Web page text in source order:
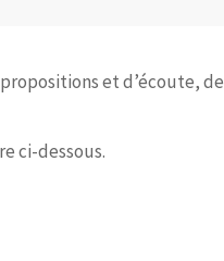
et d’écoute, de
ci-dessous.